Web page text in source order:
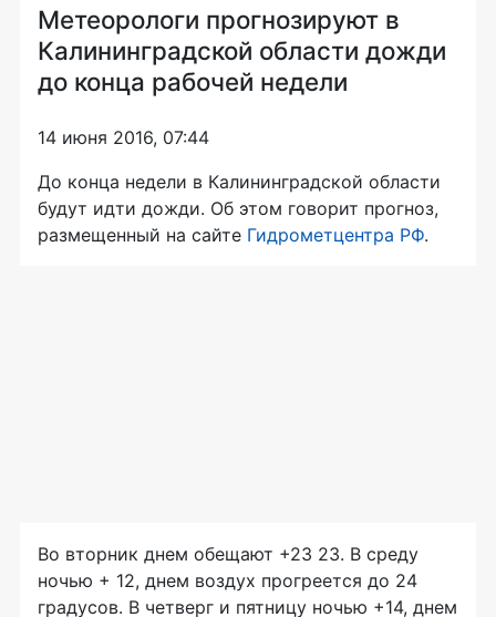
Метеорологи прогнозируют в
Калининградской области дожди
до конца рабочей недели
14 июня 2016, 07:44
До конца недели в Калининградской области
будут идти дожди. Об этом говорит прогноз,
размещенный на сайте Гидрометцентра РФ.
Во вторник днем обещают +23 23. В среду
ночью + 12, днем воздух прогреется до 24
градусов. В четверг и пятницу ночью +14, днем